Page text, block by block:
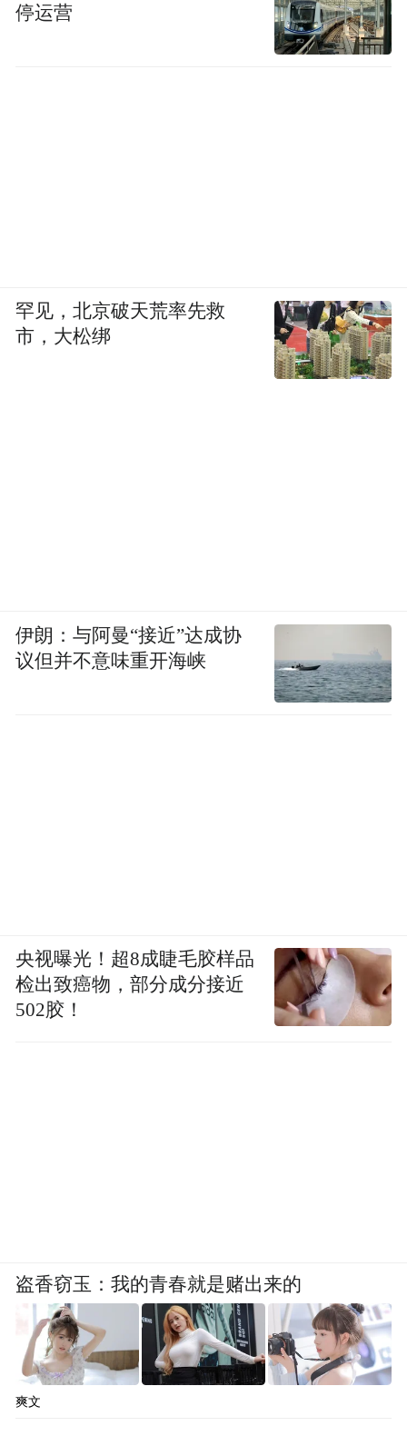
停运营
罕见，北京破天荒率先救
市，大松绑
伊朗：与阿曼“接近”达成协
议但并不意味重开海峡
央视曝光！超8成睫毛胶样品
检出致癌物，部分成分接近
502胶！
盗香窃玉：我的青春就是赌出来的
爽文